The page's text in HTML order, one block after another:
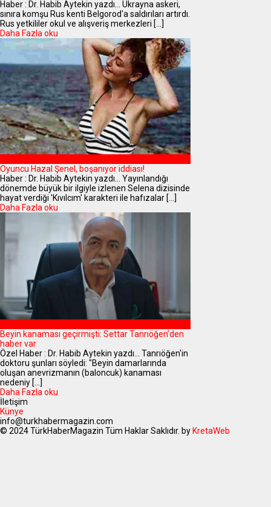
Haber : Dr. Habib Aytekin yazdı... Ukrayna askeri,
sınıra komşu Rus kenti Belgorod'a saldırıları artırdı.
Rus yetkililer okul ve alışveriş merkezleri [...]
Daha Fazla oku
Oyuncu Hazal Şenel, boşanıyor iddiası!
Haber : Dr. Habib Aytekin yazdı... Yayınlandığı
dönemde büyük bir ilgiyle izlenen Selena dizisinde
hayat verdiği 'Kıvılcım' karakteri ile hafızalar [...]
Daha Fazla oku
Beyin kanaması geçirmişti: Settar Tanrıöğen’den
haber var
Özel Haber : Dr. Habib Aytekin yazdı... Tanrıöğen'in
doktoru şunları söyledi: "Beyin damarlarında
oluşan anevrizmanın (baloncuk) kanaması
nedeniy [...]
Daha Fazla oku
İletişim
Künye
info@turkhabermagazin.com
© 2024 TürkHaberMagazin Tüm Haklar Saklıdır. by KretaWeb